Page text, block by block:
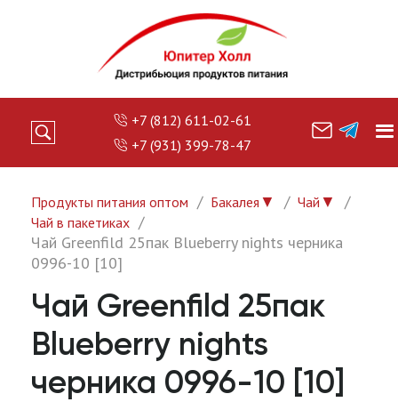
+7 (812) 611-02-61
+7 (931) 399-78-47
Продукты питания оптом Бакалея ▼ Чай ▼
Чай в пакетиках
Чай Greenfild 25пак Blueberry nights черника
0996-10 [10]
Чай Greenfild 25пак
Blueberry nights
черника 0996-10 [10]